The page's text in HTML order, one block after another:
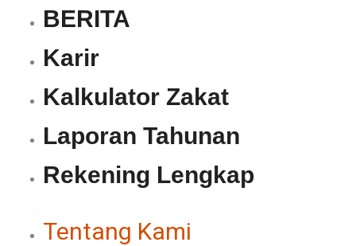
BERITA
Karir
Kalkulator Zakat
Laporan Tahunan
Rekening Lengkap
Tentang Kami